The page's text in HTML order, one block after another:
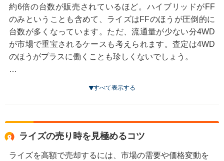
ですが、それだけが判断材料ではありません。日頃から
車のメンテナンスをしっかり行い、状態を良好に保つこ
とで、高価買取が期待できるようになります。
ライズのようなコンパクトカーは細い路地裏を走る機会
も多いので、運転に自信がない人は電柱などに車をぶつ
けてしまうこともあります。大きなスリキズや凹みなど
は、それを付けた段階で修理を依頼するのが得策です。
いでしょう。もし気になるなら事前に業者に問い合わせ
てみることをおすすめします。
外装を修理したことがある場合、査定時に変に隠さない
ほうが得策です。普通の人にはわからなくても、たくさ
んの車を査定してきた人は、どこを修理したかすぐに見
約6倍の台数が販売されているほど。ハイブリッドがFF
のみということも含めて、ライズはFFのほうが圧倒的に
台数が多くなっています。ただ、流通量が少ない分4WD
が市場で重宝されるケースも考えられます。査定は4WD
のほうがプラスに働くことも珍しくないでしょう。
にも気を配りましょう。アウトドアのアクティビティに
も抜け毛やニオイは切り離せません。査定時には、こう
十分に注意を払いましょう。
すべて表示する
ライズの売り時を見極めるコツ
ライズを高額で売却するには、市場の需要や価格変動を